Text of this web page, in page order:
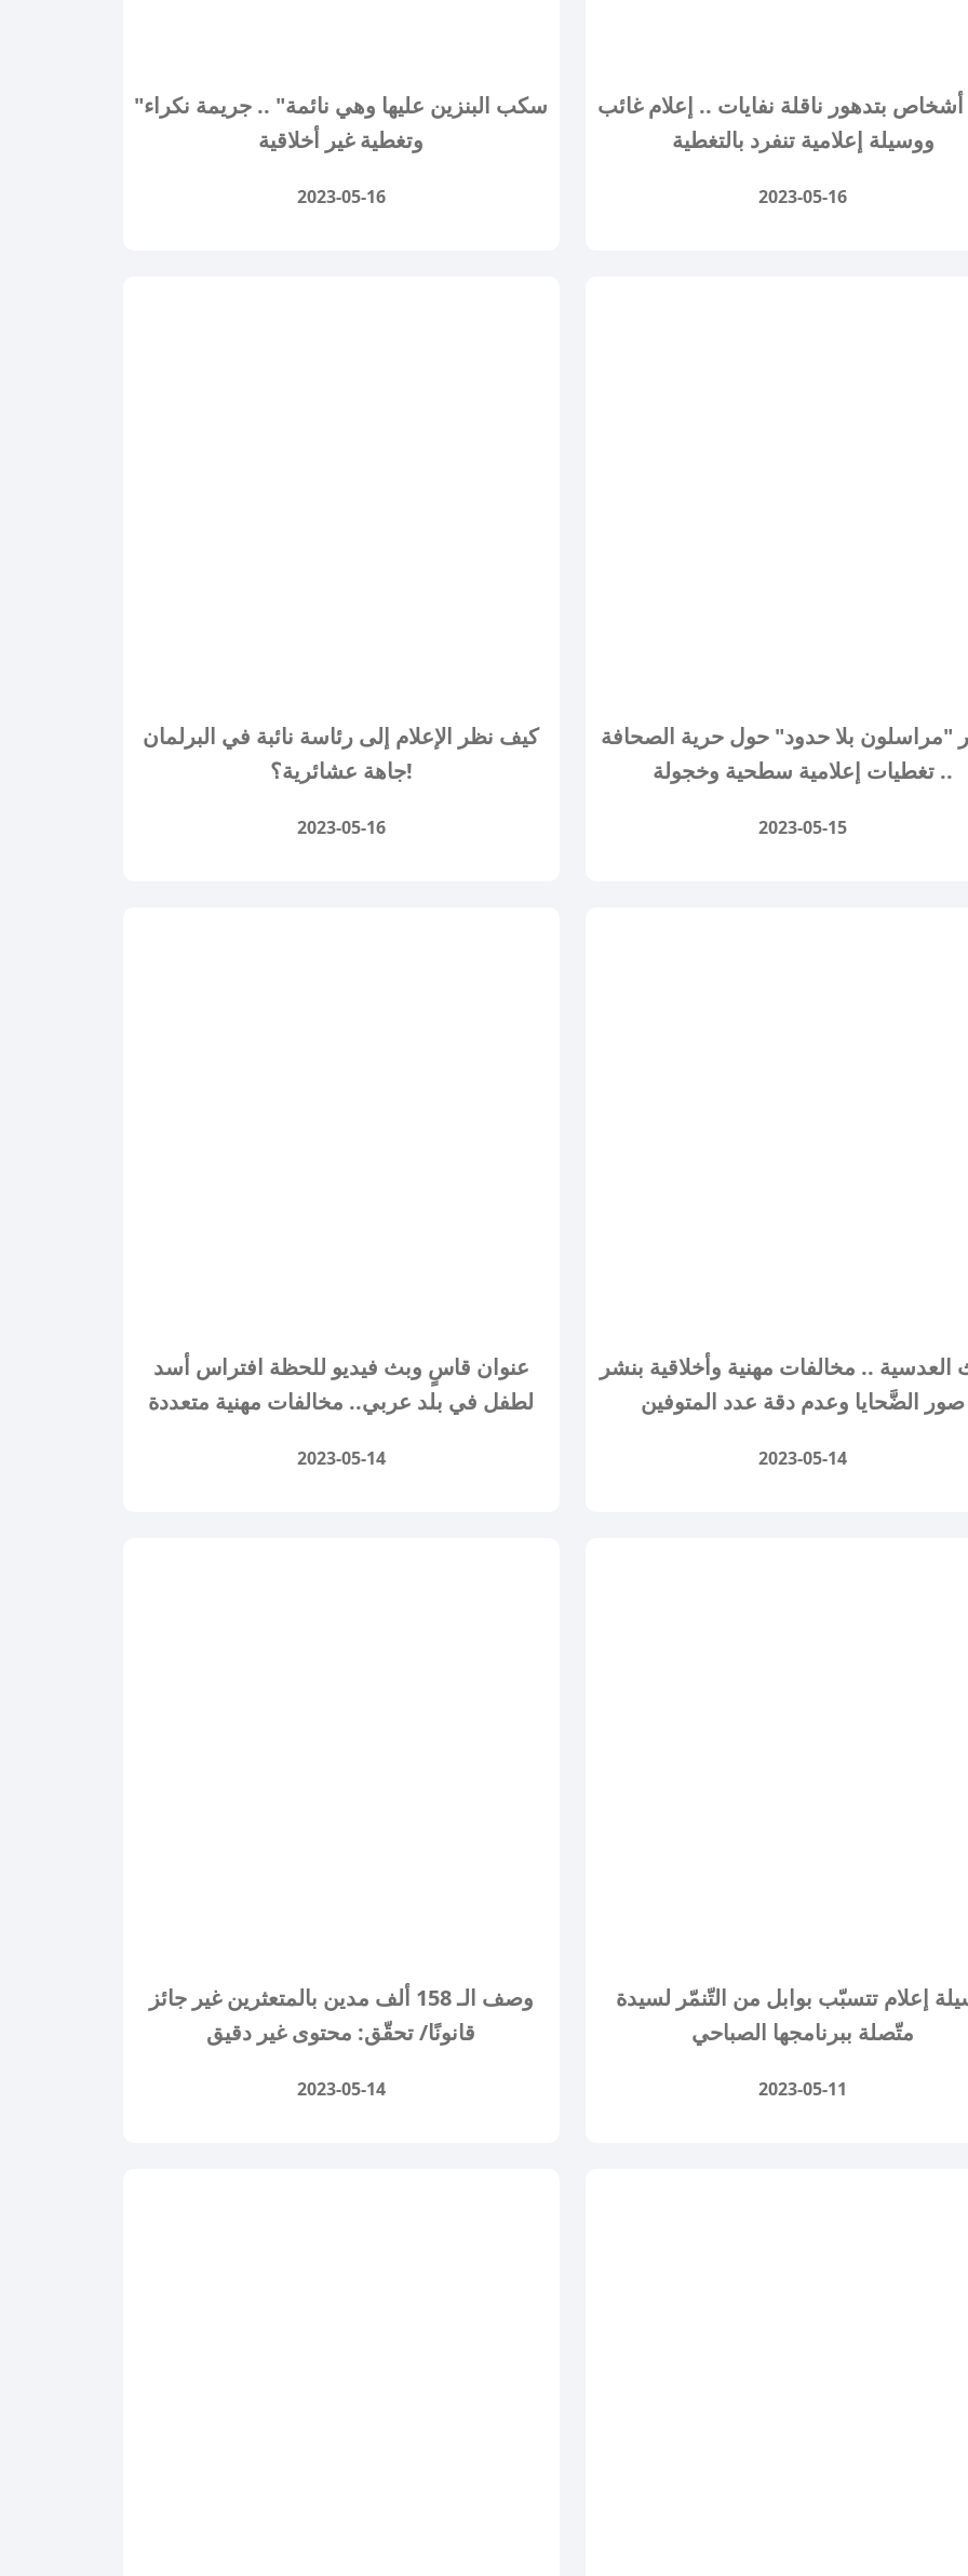
"سكب البنزين عليها وهي نائمة" .. جريمة نكراء
وتغطية غير أخلاقية
2023-05-16
أشخاص بتدهور ناقلة نفايات .. إعلام غائب
ووسيلة إعلامية تنفرد بالتغطية
2023-05-16
كيف نظر الإعلام إلى رئاسة نائبة في البرلمان
جاهة عشائرية؟!
2023-05-16
"مراسلون بلا حدود" حول حرية الصحافة
.. تغطيات إعلامية سطحية وخجولة
2023-05-15
عنوان قاسٍ وبث فيديو للحظة افتراس أسد
لطفل في بلد عربي.. مخالفات مهنية متعددة
2023-05-14
العدسية .. مخالفات مهنية وأخلاقية بنشر
صور الضَّحايا وعدم دقة عدد المتوفين
2023-05-14
وصف الـ 158 ألف مدين بالمتعثرين غير جائز
قانونًا/ تحقّق: محتوى غير دقيق
2023-05-14
إعلام تتسبّب بوابل من التّنمّر لسيدة
متّصلة ببرنامجها الصباحي
2023-05-11